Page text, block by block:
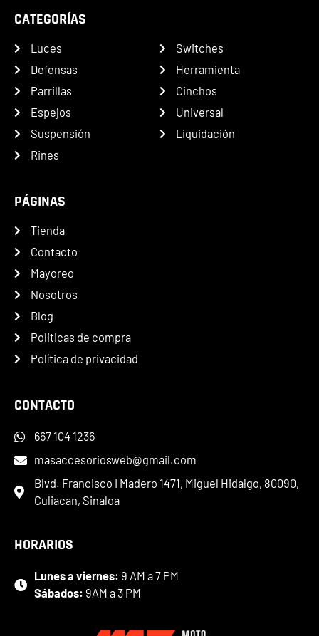
CATEGORÍAS
Luces
Defensas
Parrillas
Espejos
Suspensión
Rines
Switches
Herramienta
Cinchos
Universal
Liquidación
PÁGINAS
Tienda
Contacto
Mayoreo
Nosotros
Blog
Politicas de compra
Política de privacidad
CONTACTO
667 104 1236
masaccesoriosweb@gmail.com
Blvd. Francisco I Madero 1471, Miguel Hidalgo, 80090,
Culiacan, Sinaloa
HORARIOS
Lunes a viernes: 9 AM a 7 PM
Sábados: 9AM a 3 PM